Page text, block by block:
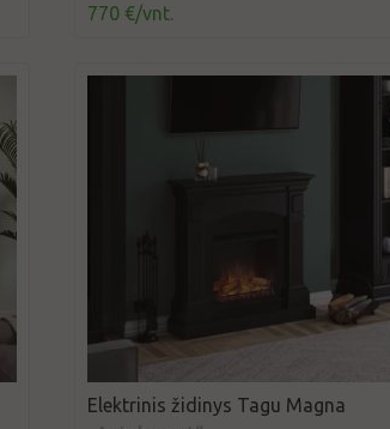
770 €/vnt.
Elektrinis židinys Tagu Magna